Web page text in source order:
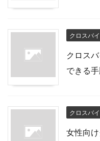
クロスバ
クロス
できる
クロスバ
女性向